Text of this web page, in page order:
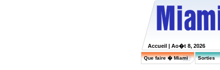
Accueil | Ao�t 8, 2026
Que faire � Miami Sorties